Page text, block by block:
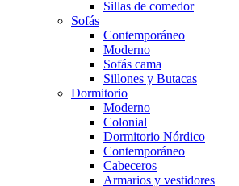
Sillas de comedor
Sofás
Contemporáneo
Moderno
Sofás cama
Sillones y Butacas
Dormitorio
Moderno
Colonial
Dormitorio Nórdico
Contemporáneo
Cabeceros
Armarios y vestidores